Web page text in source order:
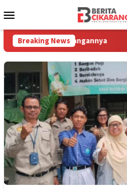
ke
Mobile
Breaking News
Kesayangannya